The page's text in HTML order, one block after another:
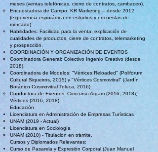
meses (ventas telefónicas, cierre de contratos, cambaceo).
Encuestadora de Campo: KR Marketing – desde 2012
(experiencia esporádica en estudios y encuestas de
mercado).
Habilidades: Facilidad para la venta, explicación de
cualidades de productos, cierre de contratos, telemarketing
y prospección.
COORDINACIÓN Y ORGANIZACIÓN DE EVENTOS
Coordinadora General: Colectivo Ingenio Creativo (desde
2018).
Coordinadora de Modelos: "Vértices Reloaded" (Poliforum
Cultural Siqueiros, 2015) y "Vértices Cosmovitral" (Jardín
Botánico Cosmovitral Toluca, 2016).
Conductora de Eventos: Concurso Argam (2016, 2018),
Vértices (2016, 2018).
Educación
Licenciatura en Administración de Empresas Turísticas
UNAM (2019 - Actual)
Licenciatura en Sociología
UNAM (2010) - Titulación en trámite.
Cursos y Diplomados Relevantes:
Curso de Pasarela y Expresión Corporal (Juan Manuel